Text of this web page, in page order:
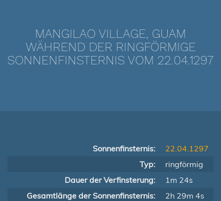
MANGILAO VILLAGE, GUAM
WÄHREND DER RINGFÖRMIGE
SONNENFINSTERNIS VOM 22.04.1297
Sonnenfinsternis:
22.04.1297
Typ:
ringförmig
Dauer der Verfinsterung:
1m 24s
Gesamtlänge der Sonnenfinsternis:
2h 29m 4s